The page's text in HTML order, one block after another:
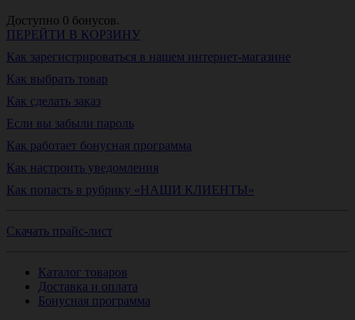
Доступно 0 бонусов.
ПЕРЕЙТИ В КОРЗИНУ
Как зарегистрироваться в нашем интернет-магазине
Как выбрать товар
Как сделать заказ
Если вы забыли пароль
Как работает бонусная программа
Как настроить уведомления
Как попасть в рубрику «НАШИ КЛИЕНТЫ»
Скачать прайс-лист
Каталог товаров
Доставка и оплата
Бонусная программа